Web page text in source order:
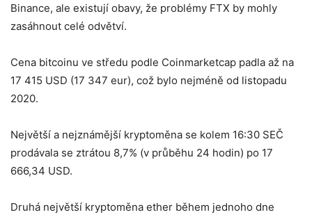
Binance, ale existují obavy, že problémy FTX by mohly
zasáhnout celé odvětví.
Cena bitcoinu ve středu podle Coinmarketcap padla až na
17 415 USD (17 347 eur), což bylo nejméně od listopadu
2020.
Největší a nejznámější kryptoměna se kolem 16:30 SEČ
prodávala se ztrátou 8,7% (v průběhu 24 hodin) po 17
666,34 USD.
Druhá největší kryptoměna ether během jednoho dne